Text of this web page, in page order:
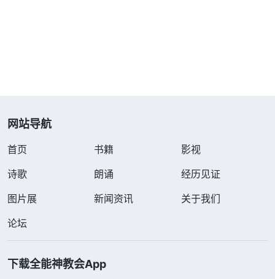
网站导航
首页 书籍
影视
诗歌
朗诵
经历见证
图片展
新闻资讯
关于我们
论坛
下载全能神教会App